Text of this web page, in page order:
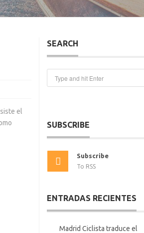
el
SEARCH
SUBSCRIBE
Subscribe
To RSS
ENTRADAS RECIENTES
Madrid Ciclista traduce el